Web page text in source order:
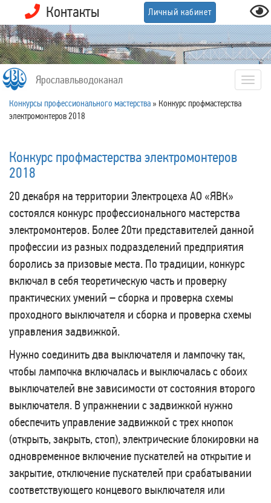
Контакты Личный кабинет
Ярославльводоканал
Конкурсы профессионального мастерства » Конкурс профмастерства
электромонтеров 2018
Конкурс профмастерства электромонтеров
2018
20 декабря на территории Электроцеха АО «ЯВК»
состоялся конкурс профессионального мастерства
электромонтеров. Более 20ти представителей данной
профессии из разных подразделений предприятия
боролись за призовые места. По традиции, конкурс
включал в себя теоретическую часть и проверку
практических умений – сборка и проверка схемы
проходного выключателя и сборка и проверка схемы
управления задвижкой.
Нужно соединить два выключателя и лампочку так,
чтобы лампочка включалась и выключалась с обоих
выключателей вне зависимости от состояния второго
выключателя. В упражнении с задвижкой нужно
обеспечить управление задвижкой с трех кнопок
(открыть, закрыть, стоп), электрические блокировки на
одновременное включение пускателей на открытие и
закрытие, отключение пускателей при срабатывании
соответствующего концевого выключателя или